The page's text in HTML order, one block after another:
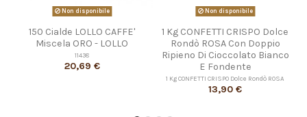
Non disponibile
150 Cialde LOLLO CAFFE'
Miscela ORO - LOLLO
11438
20,69 €
Non disponibile
1 Kg CONFETTI CRISPO Dolce
Rondò ROSA Con Doppio
Ripieno Di Cioccolato Bianco
E Fondente
1 Kg CONFETTI CRISPO Dolce Rondò ROSA
13,90 €